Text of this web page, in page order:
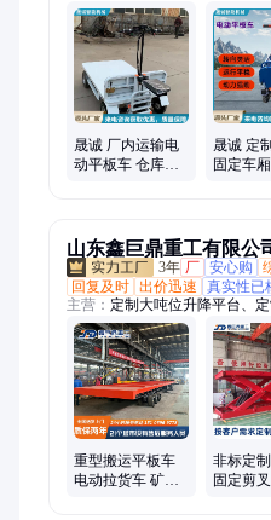
剪、水泥搅拌桶、矿灯充电柜
晟诚 厂内运输电
动平板车 仓库矿
晟诚 定
固定车
山东鑫巨鼎重工有限公
3年 厂 安心购
回复及时 出价迅速 真实性已
主营： 定制大吨位升降平台、
台、重型牵引平板拖车、AGV
平车、牵引平板拖车、电动平
园采摘车、货物举升机、液压
架、翻模机、翻转台、固定式
复式提升机、大吨位牵引转运
重型搬运平板车
电动拉货车 矿用
非标定
固定剪叉